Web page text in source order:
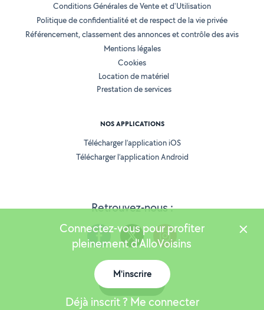
Retrouvez-nous :
Conditions Générales de Vente et d'Utilisation
Politique de confidentialité et de respect de la vie privée
Référencement, classement des annonces et contrôle des avis
Mentions légales
Cookies
Location de matériel
Prestation de services
NOS APPLICATIONS
Télécharger l’application iOS
Télécharger l’application Android
Version 25.5.3
Connectez-vous pour profiter
pleinement d'AlloVoisins
M'inscrire
Déjà inscrit ? Me connecter